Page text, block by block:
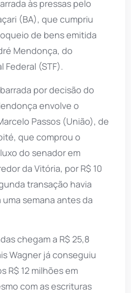
às pressas pelo
(BA), que cumpriu
de bens emitida
Mendonça, do
Federal (STF).
por decisão do
envolve o
Passos (União), de
que comprou o
do senador em
da Vitória, por R$ 10
transação havia
semana antes da
chegam a R$ 25,8
Wagner já conseguiu
R$ 12 milhões em
com as escrituras